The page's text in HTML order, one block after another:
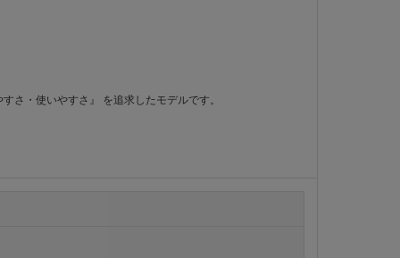
さ・使いやすさ』 を追求したモデルです。